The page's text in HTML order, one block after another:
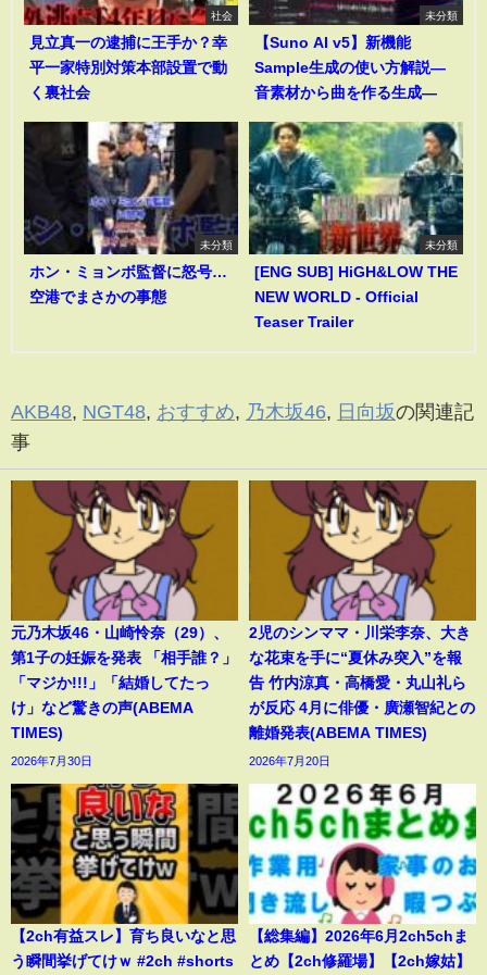
社会
見立真一の逮捕に王手か？幸
平一家特別対策本部設置で動
く裏社会
未分類
【Suno AI v5】新機能
Sample生成の使い方解説―
音素材から曲を作る生成―
未分類
ホン・ミョンボ監督に怒号…
空港でまさかの事態
未分類
[ENG SUB] HiGH&LOW THE
NEW WORLD - Official
Teaser Trailer
AKB48, NGT48, おすすめ, 乃木坂46, 日向坂の関連記
事
元乃木坂46・山崎怜奈（29）、
第1子の妊娠を発表 「相手誰？」
「マジか!!!」「結婚してたっ
け」など驚きの声(ABEMA
TIMES)
2026年7月30日
2児のシンママ・川栄李奈、大き
な花束を手に“夏休み突入”を報
告 竹内涼真・高橋愛・丸山礼ら
が反応 4月に俳優・廣瀬智紀との
離婚発表(ABEMA TIMES)
2026年7月20日
【2ch有益スレ】育ち良いなと思
う瞬間挙げてけｗ #2ch #shorts
【総集編】2026年6月2ch5chま
とめ【2ch修羅場】【2ch嫁姑】